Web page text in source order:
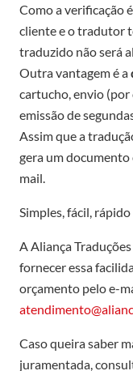
Como a verificação
cliente e o tradutor
traduzido não será
Outra vantagem é a
cartucho, envio (por
emissão de
Assim que a
gera um
mail.
Simples, fácil,
A Aliança
fornecer essa
orçamento pelo e-
Caso queira saber
juramentada,